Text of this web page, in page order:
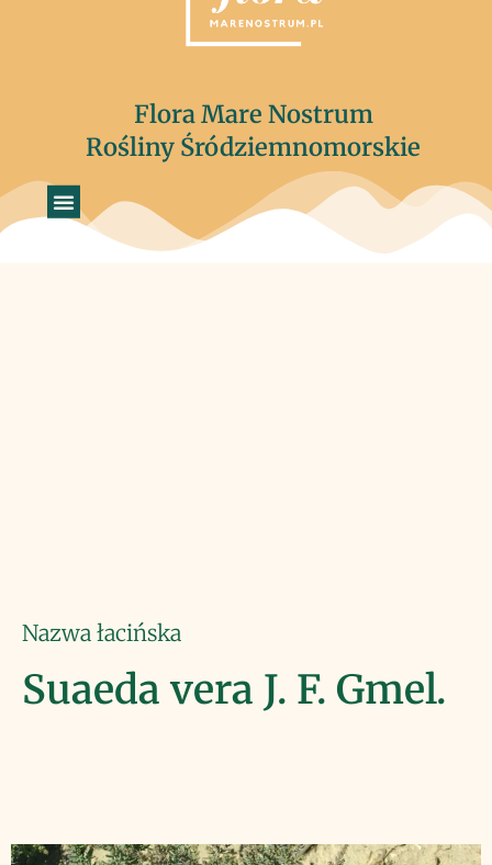
Flora Mare Nostrum
Rośliny Śródziemnomorskie
Nazwa łacińska
Suaeda vera J. F. Gmel.